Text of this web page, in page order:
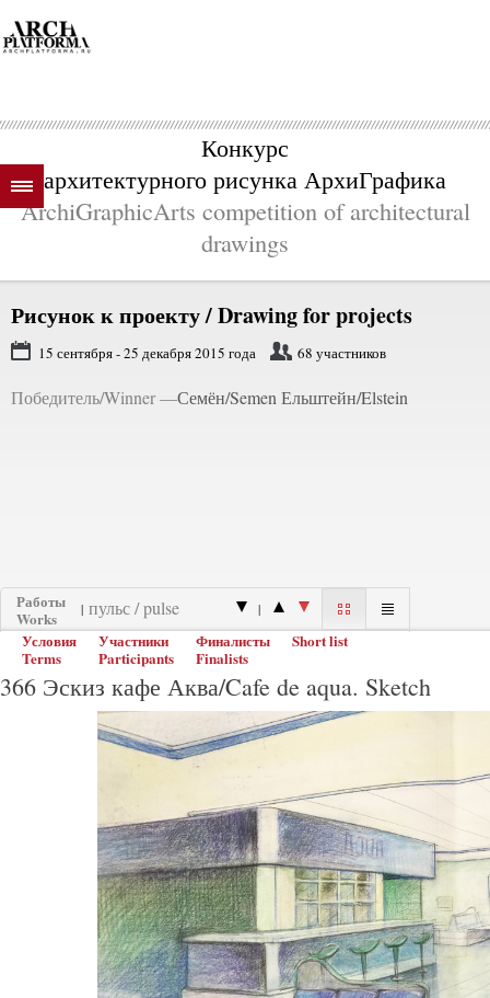
Конкурс
архитектурного рисунка АрхиГрафика
ArchiGraphicArts competition of architectural
drawings
Рисунок к проекту / Drawing for projects
15 сентября - 25 декабря 2015 года 68 участников
Победитель/Winner —Семён/Semen Ельштейн/Elstein
Работы
Works
| |
Условия
Terms
Участники
Participants
Финалисты
Finalists
Short list
366 Эскиз кафе Аква/Cafe de aqua. Sketch